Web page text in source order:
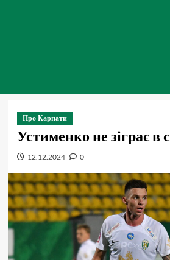
Про Карпати
Устименко не зіграє в
12.12.2024 0